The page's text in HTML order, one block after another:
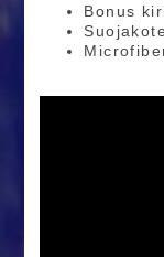
Bonus